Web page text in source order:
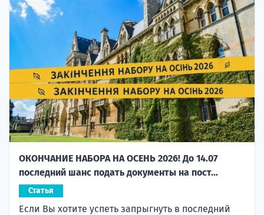
ОКОНЧАНИЕ НАБОРА НА ОСЕНЬ 2026! До 14.07
последний шанс подать документы на пост...
Статья
Если Вы хотите успеть запрыгнуть в последний